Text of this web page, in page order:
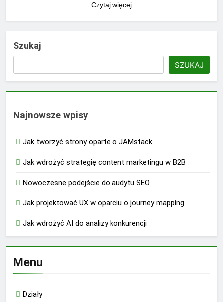
Czytaj więcej
Szukaj
SZUKAJ
Najnowsze wpisy
Jak tworzyć strony oparte o JAMstack
Jak wdrożyć strategię content marketingu w B2B
Nowoczesne podejście do audytu SEO
Jak projektować UX w oparciu o journey mapping
Jak wdrożyć AI do analizy konkurencji
Menu
Działy